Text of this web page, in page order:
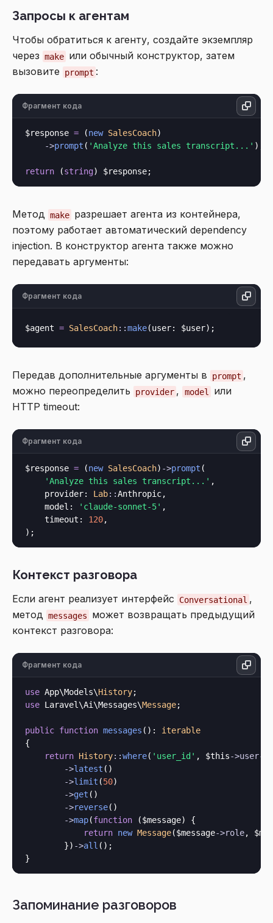
Запросы к агентам
Чтобы обратиться к агенту, создайте экземпляр
через make или обычный конструктор, затем
вызовите
prompt :
Фрагмент кода
$response = (new SalesCoach)
->prompt ( 'Analyze this sales transcript...' );
return (string
Метод make разрешает агента из контейнера,
поэтому работает автоматический dependency
injection. В конструктор агента также можно
передавать аргументы:
Фрагмент кода
$agent = SalesCoach::make(user
Передав дополнительные аргументы в prompt ,
можно переопределить
provider , model
или
HTTP timeout:
Фрагмент кода
$response = (new SalesCoach) ->prompt (
'Analyze this sales transcript...' ,
provider: Lab::Anthropic,
model : 'claude-sonnet-5' ,
timeout : 120,
Контекст разговора
Если агент реализует интерфейс Conversational ,
метод messages
может возвращать предыдущий
контекст разговора:
Фрагмент кода
use App\Models\History
use Laravel\Ai\Messages\Message;
public function messages (): iterable
{
return History::where( 'user_id' , $this->user->
->latest ()
->limit (50)
->get ()
->reverse()
->map(function ($message) {
return new Message($message->role,
        })
->all ();
Запоминание разговоров